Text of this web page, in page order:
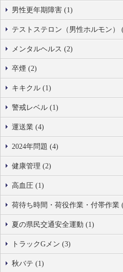
男性更年期障害 (1)
テストステロン（男性ホルモン）
メンタルヘルス (2)
卒煙 (2)
キキクル (1)
警戒レベル (1)
運送業 (4)
2024年問題 (4)
健康管理 (2)
高血圧 (1)
荷待ち時間・荷役作業・付帯作業
夏の県民交通安全運動 (1)
トラックGメン (3)
秋バテ (1)